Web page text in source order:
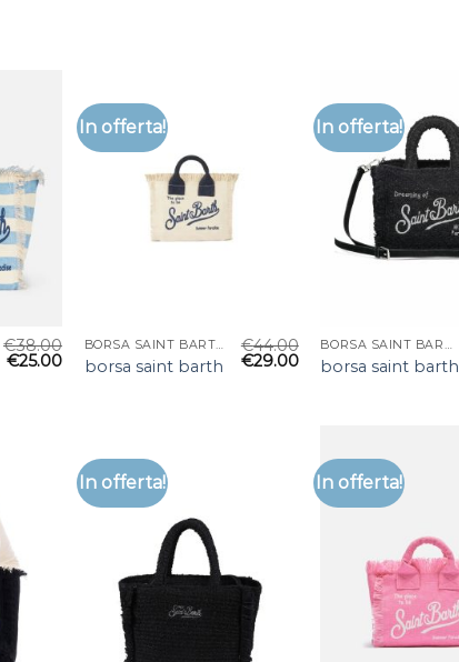
€38.00
€25.00
In offerta!
BORSA SAINT BARTH
borsa saint barth
€44.00
€29.00
In offerta!
BORSA SAINT BARTH
borsa saint barth
In offerta! In offerta!